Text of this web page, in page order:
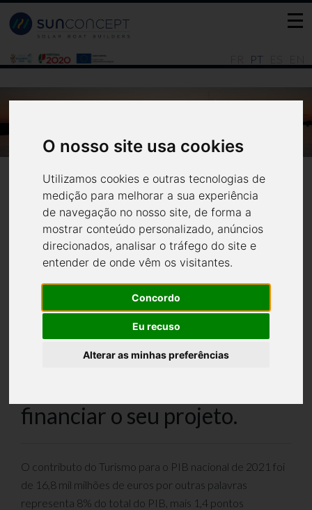
PT
O nosso site usa cookies
Utilizamos cookies e outras tecnologias de
medição para melhorar a sua experiência
de navegação no nosso site, de forma a
mostrar conteúdo personalizado, anúncios
direcionados, analisar o tráfego do site e
entender de onde vêm os visitantes.
Concordo
Eu recuso
Alterar as minhas preferências
Home Últimas notícias
Acelerar a
financiar o seu projeto.
O contributo do Turismo para o PIB nacional de 2021 foi
de 16,8 mil milhões de euros por outras palavras
representa 8% do total do PIB, mais 1,4 pontos